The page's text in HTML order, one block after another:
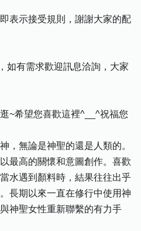
表示接受規則，謝謝大家的配
如有需求歡迎訊息洽詢，大家
~希望您喜歡這裡^__^祝福您
，無論是神聖的還是人類的。
最高的關懷和意圖創作。喜歡
水遇到顏料時，結果往往出乎
長期以來一直在修行中使用神
神聖女性重新聯繫的有力手